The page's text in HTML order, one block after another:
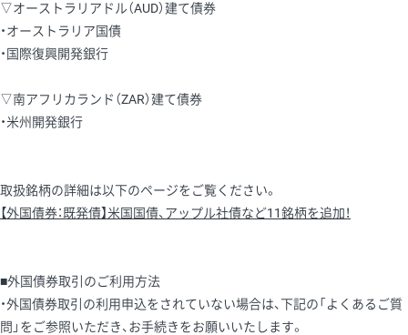
▽オーストラリアドル（AUD）建て債券
・オーストラリア国債
・国際復興開発銀行
▽南アフリカランド（ZAR）建て債券
・米州開発銀行
取扱銘柄の詳細は以下のページをご覧ください。
【外国債券：既発債】米国国債、アップル社債など11銘柄を追加！
■外国債券取引のご利用方法
・外国債券取引の利用申込をされていない場合は、下記の「よくあるご質
問」をご参照いただき、お手続きをお願いいたします。